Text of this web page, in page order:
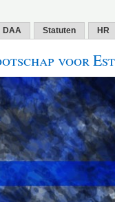
DAA Statuten HR
voor